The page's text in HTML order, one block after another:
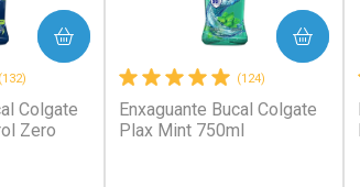
(132)
Colgate
Zero
(124)
Enxaguante Bucal Colgate
Plax Mint 750ml
COMPRAR